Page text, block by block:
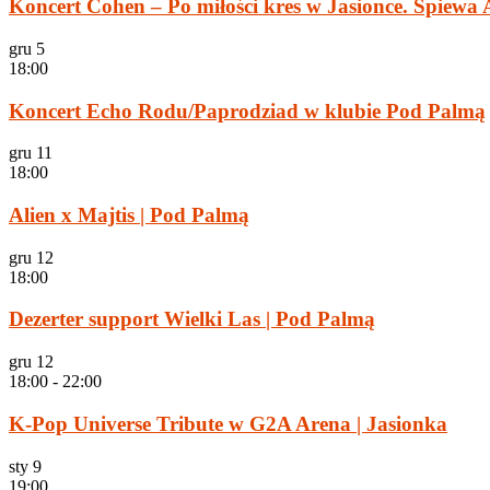
Koncert Cohen – Po miłości kres w Jasionce.
gru 5
18:00
Koncert Echo Rodu/Paprodziad w klubie Pod Palmą
gru 11
18:00
Alien x Majtis | Pod Palmą
gru 12
18:00
Dezerter support Wielki Las | Pod Palmą
gru 12
18:00 - 22:00
K-Pop Universe Tribute w G2A Arena | Jasionka
sty 9
19:00